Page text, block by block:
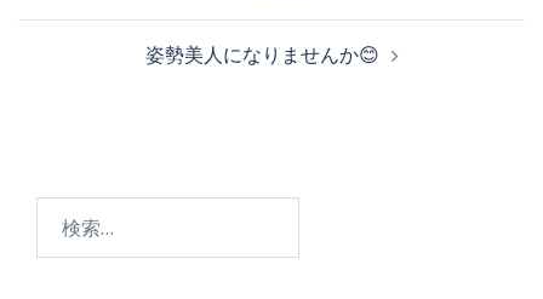
ゲ
姿勢美人になりませんか😊